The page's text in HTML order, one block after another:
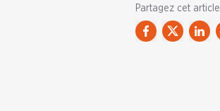
Partagez cet article